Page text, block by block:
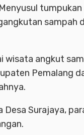
sampah
wisata angkut
Pemalang
Desa Surajaya,